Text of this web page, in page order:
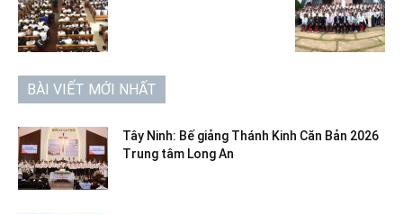
BÀI VIẾT MỚI NHẤT
Tây Ninh: Bế giảng Thánh Kinh Căn Bản 2026
Trung tâm Long An